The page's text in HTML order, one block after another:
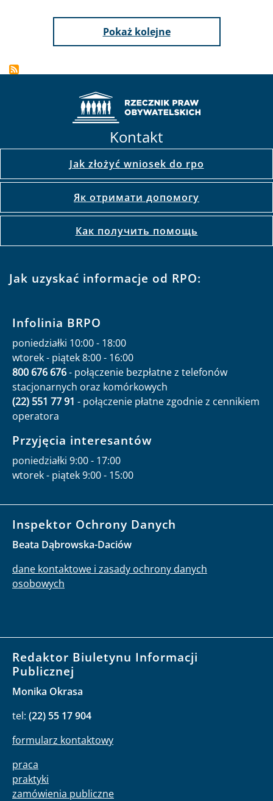
Pokaż kolejne
Kontakt
Jak złożyć wniosek do rpo
Як отримати допомогу
Как получить помощь
Jak uzyskać informacje od RPO:
Infolinia BRPO
poniedziałki 10:00 - 18:00
wtorek - piątek 8:00 - 16:00
800 676 676- połączenie bezpłatne z telefonów
stacjonarnych oraz komórkowych
(22) 551 77 91 - połączenie płatne zgodnie z cennikiem
operatora
Przyjęcia interesantów
poniedziałki 9:00 - 17:00
wtorek - piątek 9:00 - 15:00
Inspektor Ochrony Danych
Beata Dąbrowska-Daciów
dane kontaktowe i zasady ochrony danych
osobowych
Redaktor Biuletynu Informacji
Publicznej
Monika Okrasa
tel: (22) 55 17 904
formularz kontaktowy
praca
praktyki
zamówienia publiczne